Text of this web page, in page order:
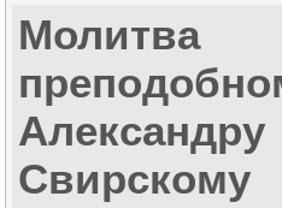
Молитва
Александру
Свирскому